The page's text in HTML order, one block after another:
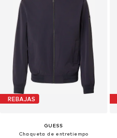
REBAJAS
GUESS
Chaqueta de entretiempo